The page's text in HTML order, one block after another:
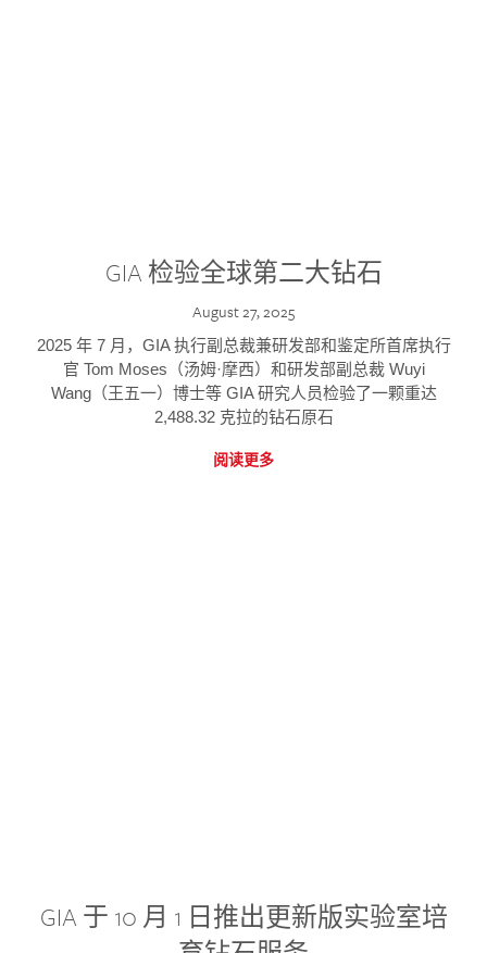
GIA 检验全球第二大钻石
August 27, 2025
2025 年 7 月，GIA 执行副总裁兼研发部和鉴定所首席执行
官 Tom Moses（汤姆·摩西）和研发部副总裁 Wuyi
Wang（王五一）博士等 GIA 研究人员检验了一颗重达
2,488.32 克拉的钻石原石
阅读更多
GIA 于 10 月 1 日推出更新版实验室培